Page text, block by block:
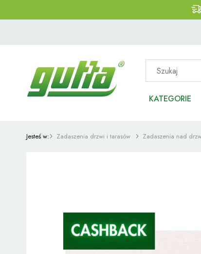
KATEGORIE
Jesteś w: Zadaszenia drzwi i tarasów Zadaszenia nad